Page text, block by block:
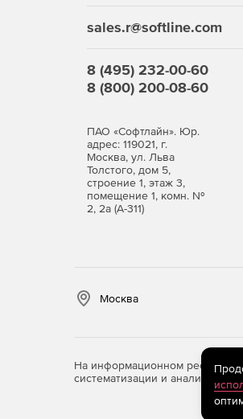
sales.r@softline.com
8 (495) 232-00-60
8 (800) 200-08-60
ПАО «Софтлайн». Юр.
адрес: 119021, г.
Москва, ул. Льва
Толстого, дом 5,
строение 1, этаж 3,
помещение 1, комн. №
2, 2а (А-311)
Москва
На информационном ресурсе
систематизации и анализа